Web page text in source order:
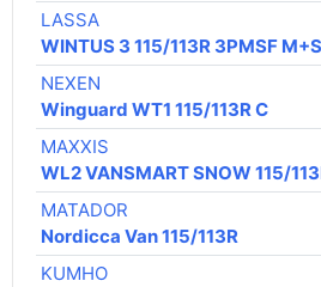
LASSA
WINTUS 3 115/113R 3PMSF M+S
NEXEN
Winguard WT1 115/113R C
MAXXIS
WL2 VANSMART SNOW 115/
MATADOR
Nordicca Van 115/113R
KUMHO